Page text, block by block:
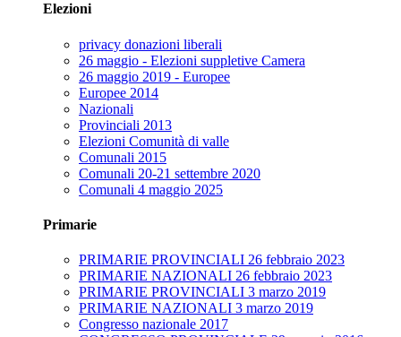
Elezioni
privacy donazioni liberali
26 maggio - Elezioni suppletive Camera
26 maggio 2019 - Europee
Europee 2014
Nazionali
Provinciali 2013
Elezioni Comunità di valle
Comunali 2015
Comunali 20-21 settembre 2020
Comunali 4 maggio 2025
Primarie
PRIMARIE PROVINCIALI 26 febbraio 2023
PRIMARIE NAZIONALI 26 febbraio 2023
PRIMARIE PROVINCIALI 3 marzo 2019
PRIMARIE NAZIONALI 3 marzo 2019
Congresso nazionale 2017